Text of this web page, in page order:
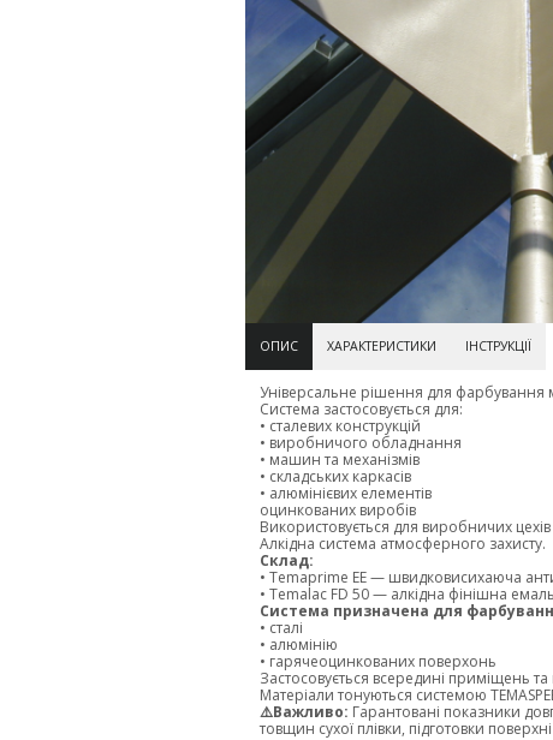
ОПИС ХАРАКТЕРИСТИКИ ІНСТРУКЦІЇ
Універсальне рішення для фарбування
Система застосовується для:
• сталевих конструкцій
• виробничого обладнання
• машин та механізмів
• складських каркасів
• алюмінієвих елементів
оцинкованих виробів
Використовується для виробничих
Алкідна система атмосферного захисту.
Склад:
• Temaprime EE — швидковисихаюча
• Temalac FD 50 — алкідна фінішна емаль
Система призначена для
• сталі
• алюмінію
• гарячеоцинкованих поверхонь
Застосовується всередині приміщень та
Матеріали тонуються системою
⚠️Важливо: Гарантовані показники
товщин сухої плівки, підготовки